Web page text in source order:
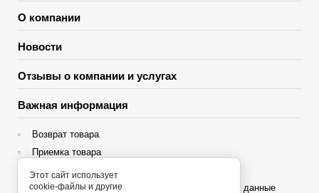
О компании
Новости
Отзывы о компании и услугах
Важная информация
Возврат товара
Приемка товара
Гарантия
Политика конфиденциальности и персональные данные
Этот сайт использует
cookie-файлы и другие